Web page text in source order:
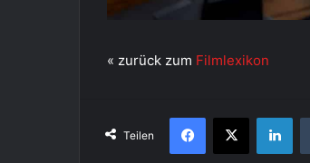
« zurück zum Filmlexikon
Teilen
Facebook
X